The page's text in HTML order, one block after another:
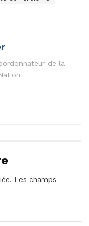
de la
Les champs